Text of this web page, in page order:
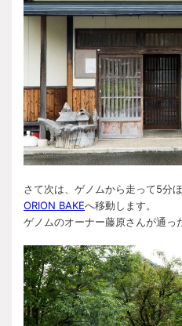
さて次は、ゲノムから走って5分
ORION BAKEへ移動します。
ゲノムのオーナー藤原さんが通っ